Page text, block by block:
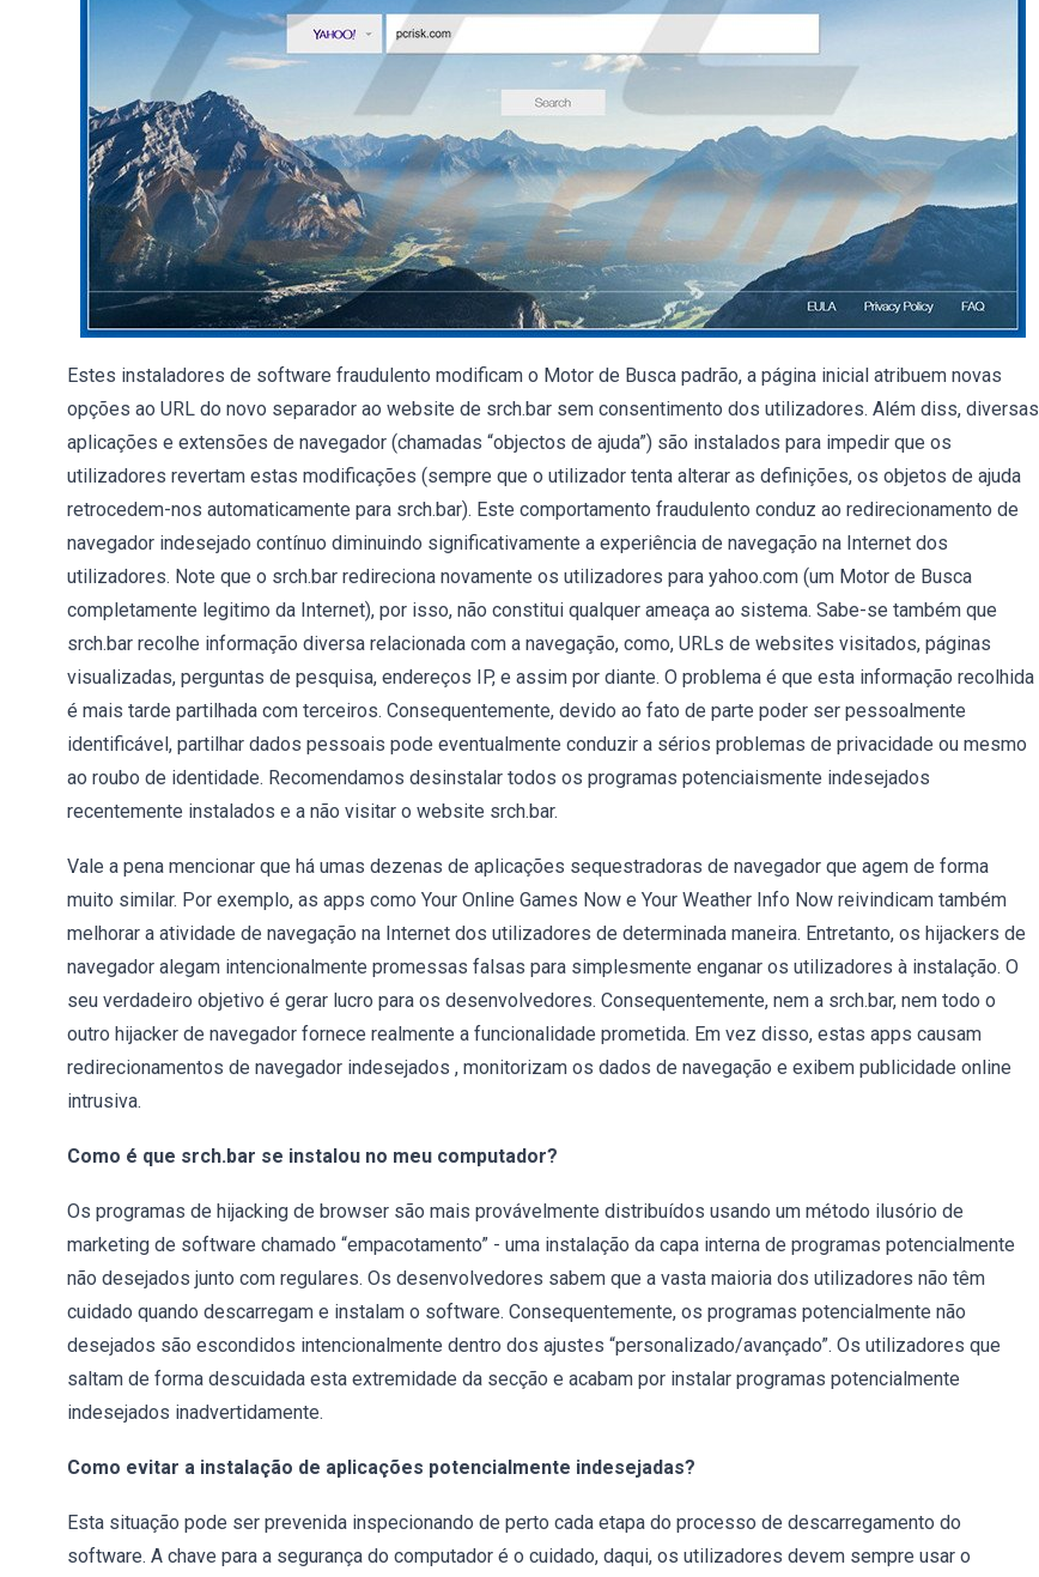
Estes instaladores de software fraudulento modificam o Motor de Busca padrão, a página inicial atribuem novas
opções ao URL do novo separador ao website de srch.bar sem consentimento dos utilizadores. Além diss, diversas
aplicações e extensões de navegador (chamadas “objectos de ajuda”) são instalados para impedir que os
utilizadores revertam estas modificações (sempre que o utilizador tenta alterar as definições, os objetos de ajuda
retrocedem-nos automaticamente para srch.bar). Este comportamento fraudulento conduz ao redirecionamento de
navegador indesejado contínuo diminuindo significativamente a experiência de navegação na Internet dos
utilizadores. Note que o srch.bar redireciona novamente os utilizadores para yahoo.com (um Motor de Busca
completamente legitimo da Internet), por isso, não constitui qualquer ameaça ao sistema. Sabe-se também que
srch.bar recolhe informação diversa relacionada com a navegação, como, URLs de websites visitados, páginas
visualizadas, perguntas de pesquisa, endereços IP, e assim por diante. O problema é que esta informação recolhida
é mais tarde partilhada com terceiros. Consequentemente, devido ao fato de parte poder ser pessoalmente
identificável, partilhar dados pessoais pode eventualmente conduzir a sérios problemas de privacidade ou mesmo
ao roubo de identidade. Recomendamos desinstalar todos os programas potenciaismente indesejados
recentemente instalados e a não visitar o website srch.bar.
Vale a pena mencionar que há umas dezenas de aplicações sequestradoras de navegador que agem de forma
muito similar. Por exemplo, as apps como Your Online Games Now e Your Weather Info Now reivindicam também
melhorar a atividade de navegação na Internet dos utilizadores de determinada maneira. Entretanto, os hijackers de
navegador alegam intencionalmente promessas falsas para simplesmente enganar os utilizadores à instalação. O
seu verdadeiro objetivo é gerar lucro para os desenvolvedores. Consequentemente, nem a srch.bar, nem todo o
outro hijacker de navegador fornece realmente a funcionalidade prometida. Em vez disso, estas apps causam
redirecionamentos de navegador indesejados , monitorizam os dados de navegação e exibem publicidade online
intrusiva.
Como é que srch.bar se instalou no meu computador?
Os programas de hijacking de browser são mais provávelmente distribuídos usando um método ilusório de
marketing de software chamado “empacotamento” - uma instalação da capa interna de programas potencialmente
não desejados junto com regulares. Os desenvolvedores sabem que a vasta maioria dos utilizadores não têm
cuidado quando descarregam e instalam o software. Consequentemente, os programas potencialmente não
desejados são escondidos intencionalmente dentro dos ajustes “personalizado/avançado”. Os utilizadores que
saltam de forma descuidada esta extremidade da secção e acabam por instalar programas potencialmente
indesejados inadvertidamente.
Como evitar a instalação de aplicações potencialmente indesejadas?
Esta situação pode ser prevenida inspecionando de perto cada etapa do processo de descarregamento do
software. A chave para a segurança do computador é o cuidado, daqui, os utilizadores devem sempre usar o